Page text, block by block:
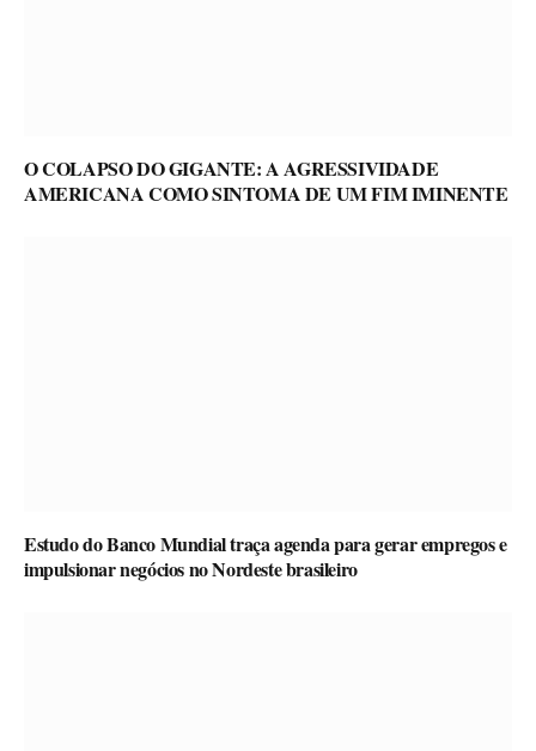
O COLAPSO DO GIGANTE: A AGRESSIVIDADE
AMERICANA COMO SINTOMA DE UM FIM IMINENTE
Estudo do Banco Mundial traça agenda para gerar empregos e
impulsionar negócios no Nordeste brasileiro